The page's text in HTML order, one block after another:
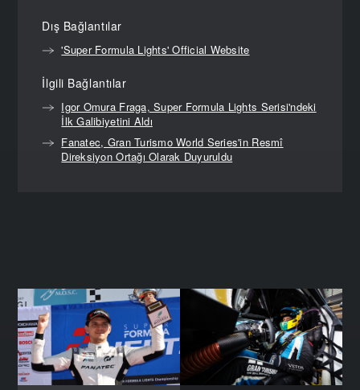
Dış Bağlantılar
'Super Formula Lights' Official Website
İlgili Bağlantılar
Igor Omura Fraga, Super Formula Lights Serisi'ndeki
İlk Galibiyetini Aldı
Fanatec, Gran Turismo World Series'in Resmî
Direksiyon Ortağı Olarak Duyuruldu